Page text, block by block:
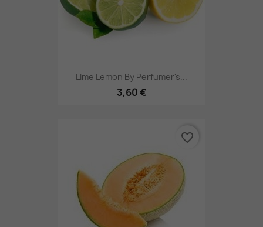
Lime Lemon By Perfumer's...
3,60 €
favorite_border